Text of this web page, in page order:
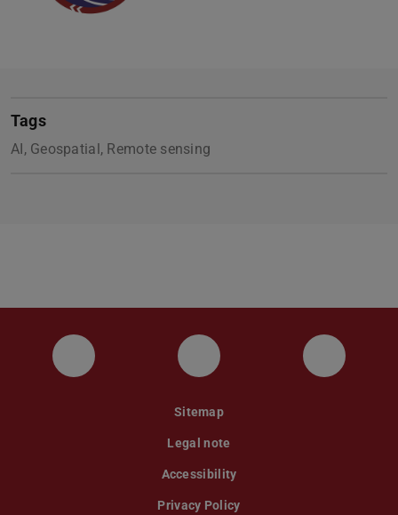
Tags
AI, Geospatial, Remote sensing
Instagram YouTube
Sitemap
Legal note
Accessibility
Privacy Policy